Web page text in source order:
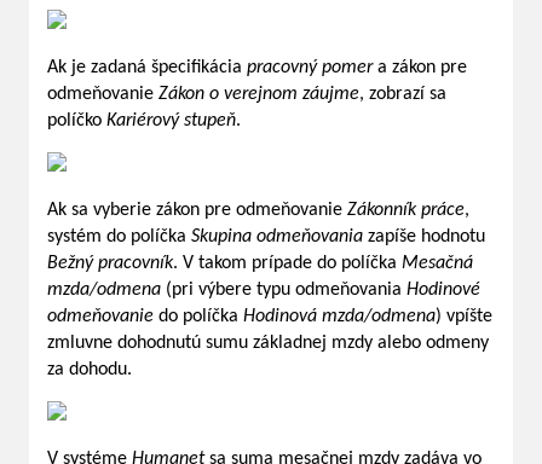
Ak je zadaná špecifikácia pracovný pomera zákon pre
odmeňovanie Zákon o verejnom záujme, zobrazí sa
políčko Kariérový stupeň.
Ak sa vyberie zákon pre odmeňovanie Zákonník práce,
systém do políčka Skupina odmeňovania zapíše hodnotu
Bežný pracovník. V takom prípade do políčka Mesačná
mzda/odmena (pri výbere typu odmeňovania Hodinové
odmeňovanie do políčka Hodinová mzda/odmena) vpíšte
zmluvne dohodnutú sumu základnej mzdy alebo odmeny
za dohodu.
V systéme Humanetsa suma mesačnej mzdy zadáva vo